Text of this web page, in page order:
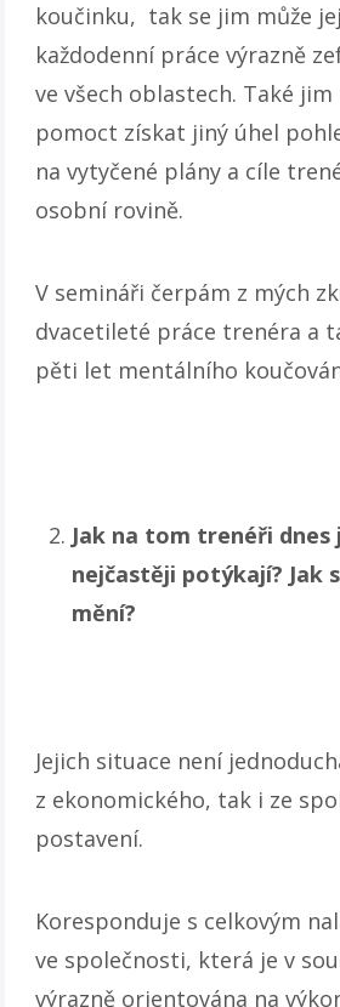
koučinku, tak se jim může
každodenní práce výrazně
ve všech oblastech. Také
pomoct získat jiný úhel
na vytyčené plány a cíle
osobní rovině.
V semináři čerpám z mých
dvacetileté práce trenéra a
pěti let mentálního
Jak na tom trenéři dnes
nejčastěji potýkají? Jak
mění?
Jejich situace není
z ekonomického, tak i ze
postavení.
Koresponduje s celkovým
ve společnosti, která je v
výrazně orientována na